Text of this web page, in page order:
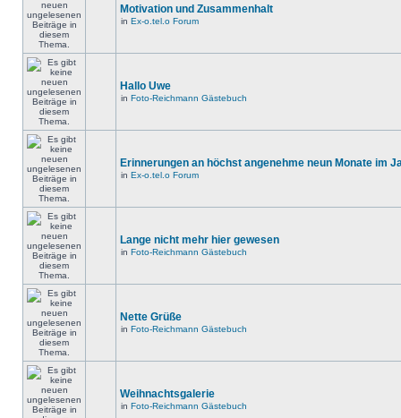
Motivation und Zusammenhalt
in Ex-o.tel.o Forum
Hallo Uwe
in Foto-Reichmann Gästebuch
Erinnerungen an höchst angenehme neun Monate im
in Ex-o.tel.o Forum
Lange nicht mehr hier gewesen
in Foto-Reichmann Gästebuch
Nette Grüße
in Foto-Reichmann Gästebuch
Weihnachtsgalerie
in Foto-Reichmann Gästebuch